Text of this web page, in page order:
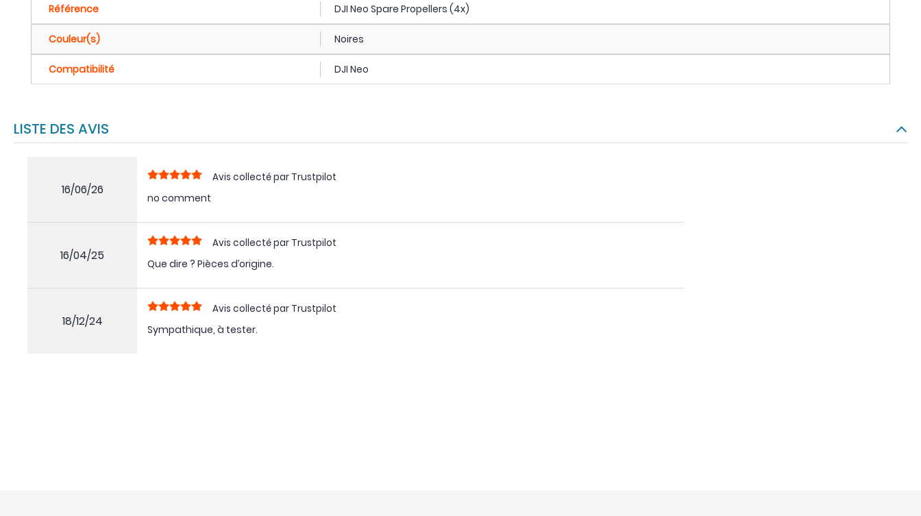
Référence DJI Neo Spare Propellers (4x)
Couleur(s) Noires
Compatibilité DJI Neo
LISTE DES AVIS
16/06/26
Avis collecté par Trustpilot
no comment
16/04/25
Avis collecté par Trustpilot
Que dire ? Pièces d’origine.
18/12/24
Avis collecté par Trustpilot
Sympathique, à tester.